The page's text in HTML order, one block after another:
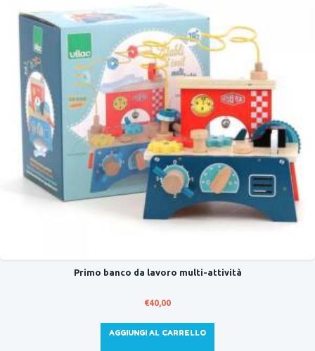
Primo banco da lavoro multi-attività
€40,00
AGGIUNGI AL CARRELLO